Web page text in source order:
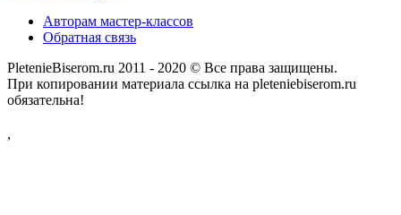
Авторам мастер-классов
Обратная связь
PletenieBiserom.ru 2011 - 2020 © Все права защищены.
При копировании материала ссылка на pleteniebiserom.ru
обязательна!
,